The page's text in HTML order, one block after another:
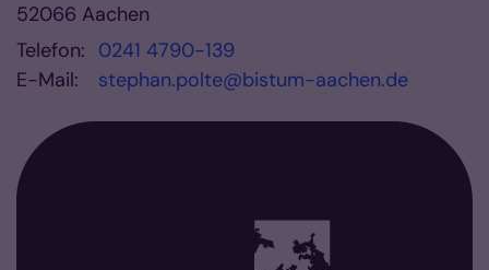
52066 Aachen
Telefon: 0241 4790-139
E-Mail:
stephan.polte@bistum-aachen.de